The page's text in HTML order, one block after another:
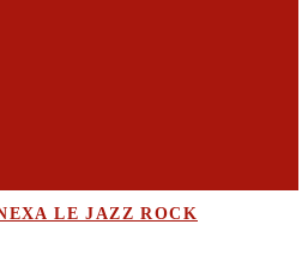
LE JAZZ ROCK